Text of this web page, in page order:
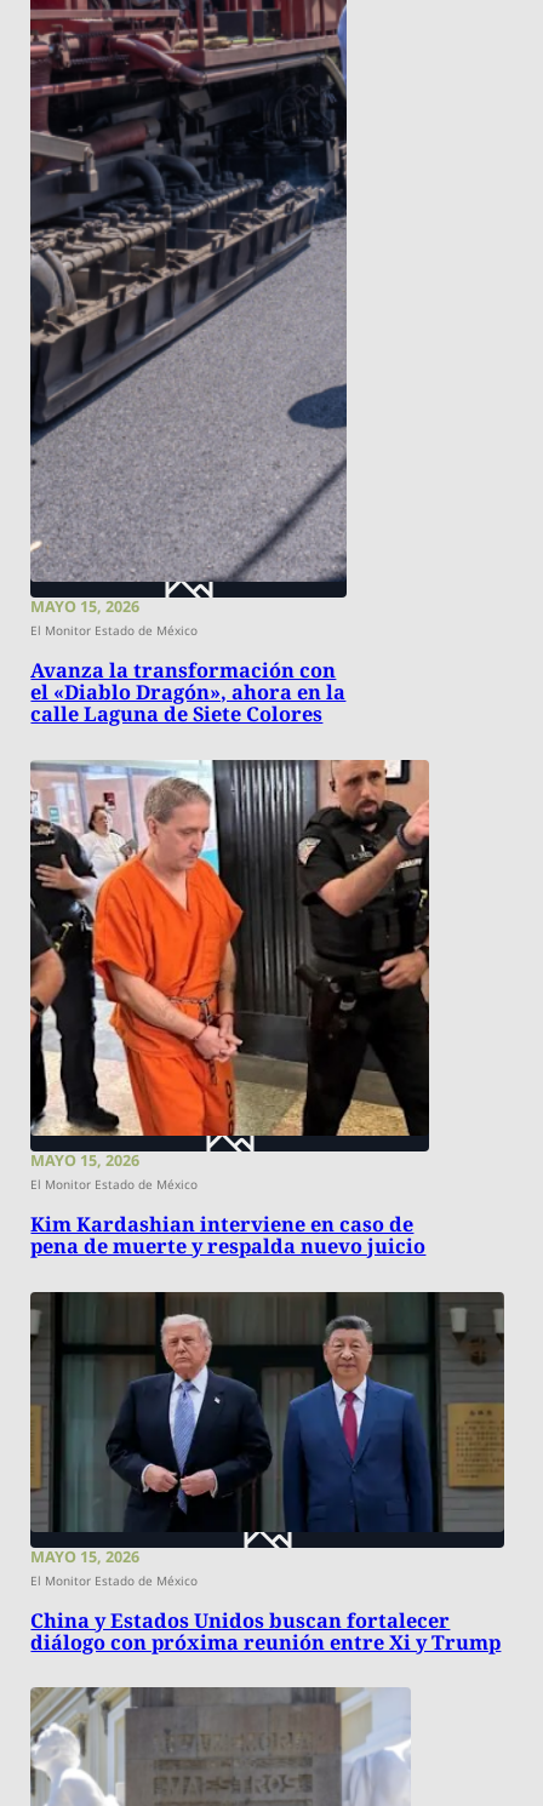
MAYO 15, 2026
El Monitor Estado de México
Avanza la transformación con
el «Diablo Dragón», ahora en la
calle Laguna de Siete Colores
MAYO 15, 2026
El Monitor Estado de México
Kim Kardashian interviene en caso de
pena de muerte y respalda nuevo juicio
MAYO 15, 2026
El Monitor Estado de México
China y Estados Unidos buscan fortalecer
diálogo con próxima reunión entre Xi y Trump